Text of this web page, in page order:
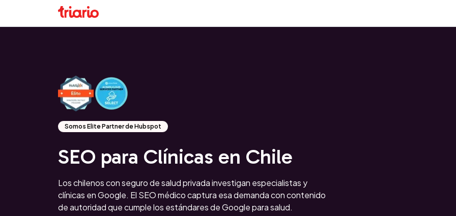
Somos Elite Partner de Hubspot
SEO para Clínicas en Chile
Los chilenos con seguro de salud privada investigan especialistas y
clínicas en Google. El SEO médico captura esa demanda con contenido
de autoridad que cumple los estándares de Google para salud.